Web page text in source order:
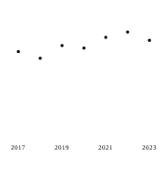
2017 2019 2021 2023